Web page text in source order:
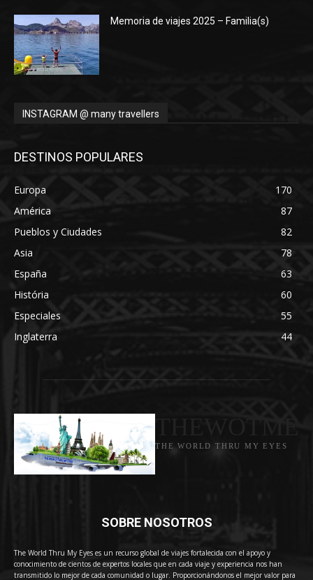
Memoria de viajes 2025 – Familia(s)
INSTAGRAM @ many travellers
DESTINOS POPULARES
Europa
170
América
87
Pueblos y Ciudades
82
Asia
78
España
63
História
60
Especiales
55
Inglaterra
44
THE WORLD THRU MY EYES
SOBRE NOSOTROS
The World Thru My Eyes es un recurso global de viajes fortalecida con el apoyo y
conocimiento de cientos de expertos locales que en cada viaje y experiencia nos han
transmitido lo mejor de cada comunidad o lugar. Proporcionándonos el mejor valor para